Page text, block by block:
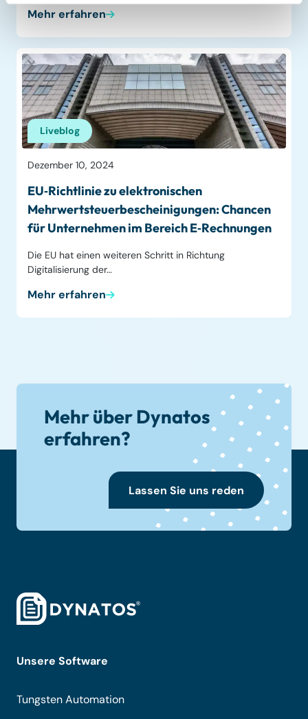
Mehr erfahren
Liveblog
Dezember 10, 2024
EU‑Richtlinie zu elektronischen
Mehrwertsteuer­bescheinigungen: Chancen
für Unternehmen im Bereich E‑Rechnungen
Die EU hat einen weiteren Schritt in Richtung
Digitalisierung der…
Mehr erfahren
Mehr über Dynatos
erfahren?
Lassen Sie uns reden
Unsere Software
Tungsten Automation